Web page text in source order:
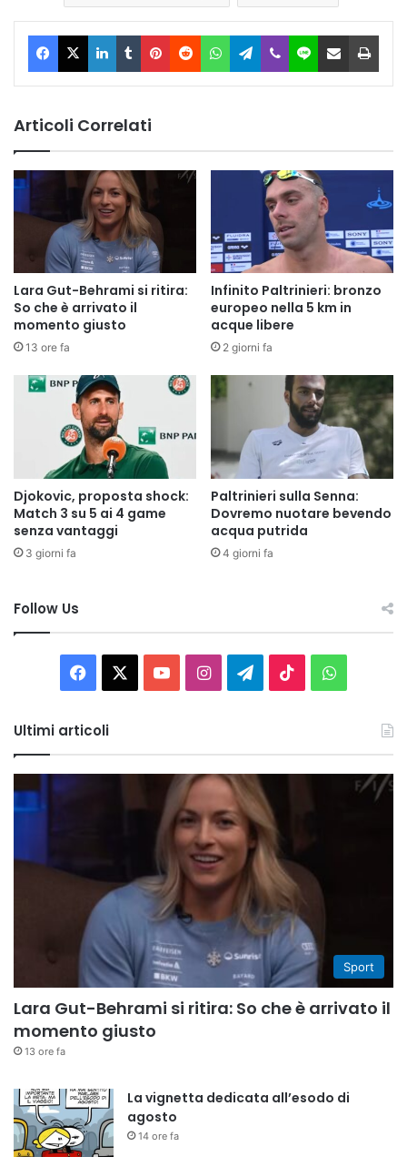
Facebook
X LinkedIn
TumblrPinterest
RedditWhatsAppTelegram
ViberLine Condividi via Email
Articoli Correlati
Lara Gut-Behrami si ritira:
So che è arrivato il
momento giusto
13 ore fa
Infinito Paltrinieri: bronzo
europeo nella 5 km in
acque libere
2 giorni fa
Djokovic, proposta shock:
Match 3 su 5 ai 4 game
senza vantaggi
3 giorni fa
Paltrinieri sulla Senna:
Dovremo nuotare bevendo
acqua putrida
4 giorni fa
Follow Us
Facebook You InstagramTelegram
TikTok
Ultimi articoli
Sport
Lara Gut-Behrami si ritira: So che è arrivato il
momento giusto
13 ore fa
La vignetta dedicata all’esodo di
agosto
14 ore fa